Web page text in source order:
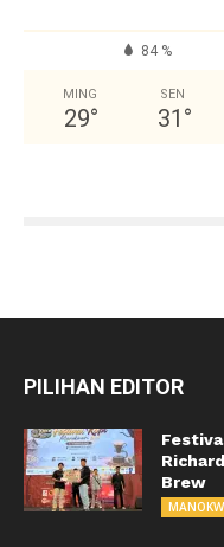
84 %
MING
29°
SEN
31 °
PILIHAN EDITOR
Brew